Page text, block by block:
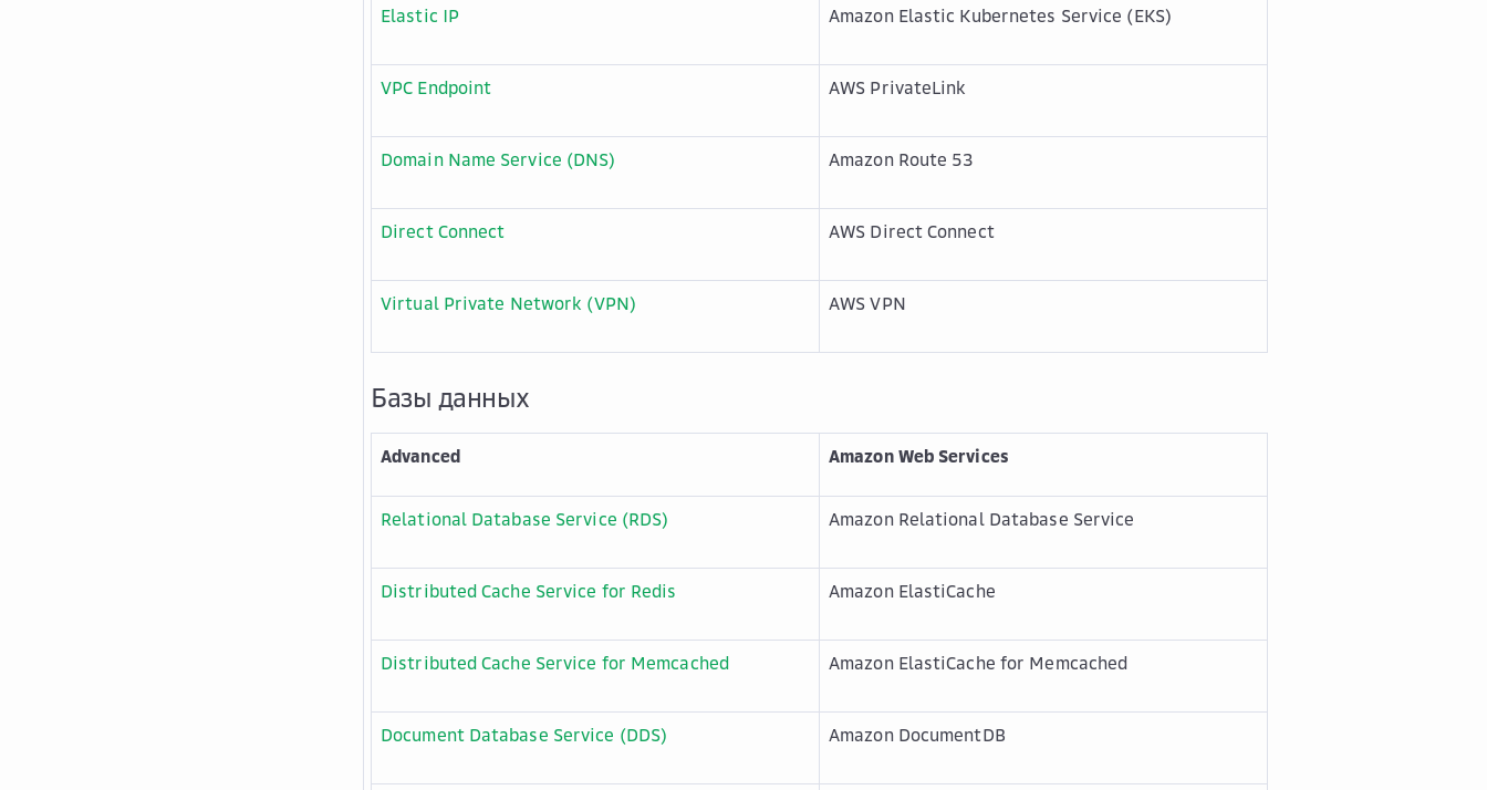
Elastic IP Amazon Elastic Kubernetes Service (EKS)
VPC Endpoint AWS PrivateLink
Domain Name Service (DNS) Amazon Route 53
Direct Connect AWS Direct Connect
Virtual Private Network (VPN) AWS VPN
Базы данных
Advanced Amazon Web Services
Relational Database Service (RDS) Amazon Relational Database Service
Distributed Cache Service for Redis Amazon ElastiCache
Distributed Cache Service for Memcached Amazon ElastiCache for Memcached
Document Database Service (DDS) Amazon DocumentDB